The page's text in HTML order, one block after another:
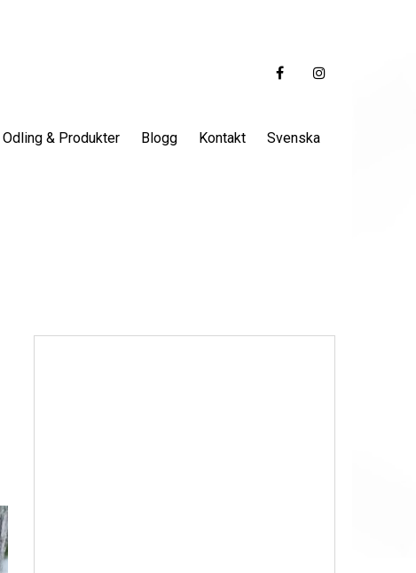
Odling & Produkter Blogg Kontakt Svenska